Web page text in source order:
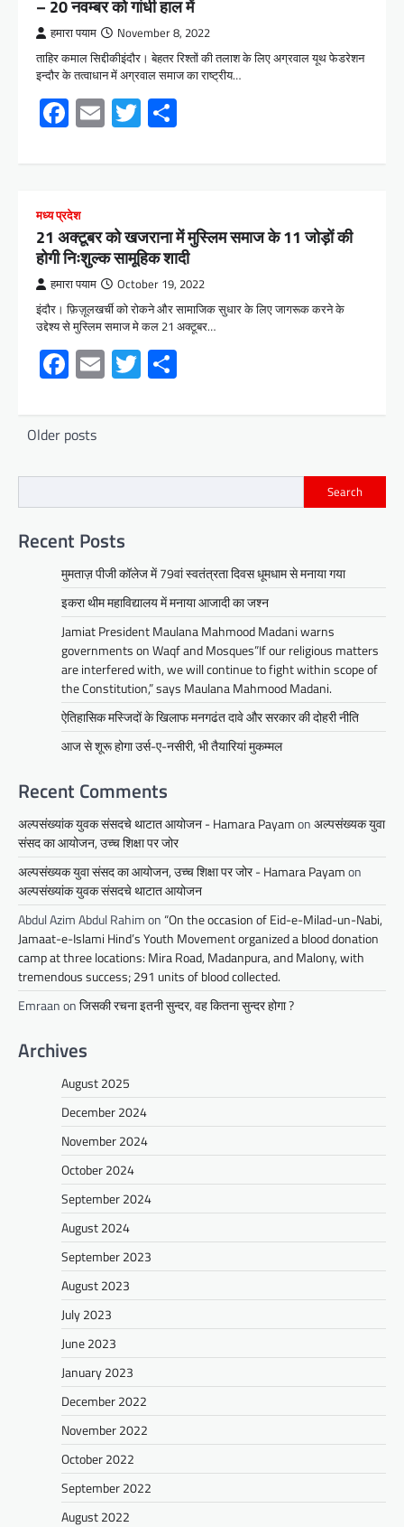
– 20 नवम्बर को गांधी हाल में
हमारा पयाम November 8, 2022
ताहिर कमाल सिद्दीकीइंदौर। बेहतर रिश्तों की तलाश के लिए अग्रवाल यूथ फेडरेशन
इन्दौर के तत्वाधान में अग्रवाल समाज का राष्ट्रीय…
Facebook
EmailTwitter
मध्य प्रदेश
21 अक्टूबर को खजराना में मुस्लिम समाज के 11 जोड़ों की
होगी निःशुल्क सामूहिक शादी
हमारा पयाम October 19, 2022
इंदौर। फ़िज़ूलखर्ची को रोकने और सामाजिक सुधार के लिए जागरूक करने के
उद्देश्य से मुस्लिम समाज मे कल 21 अक्टूबर…
Facebook
EmailTwitter
Posts
Older posts
Search
Recent Posts
मुमताज़ पीजी कॉलेज में 79वां स्वतंत्रता दिवस धूमधाम से मनाया गया
इकरा थीम महाविद्यालय में मनाया आजादी का जश्न
Jamiat President Maulana Mahmood Madani warns
governments on Waqf and Mosques”If our religious matters
are interfered with, we will continue to fight within scope of
the Constitution,” says Maulana Mahmood Madani.
ऐतिहासिक मस्जिदों के खिलाफ मनगढंत दावे और सरकार की दोहरी नीति
आज से शूरू होगा उर्स-ए-नसीरी, भी तैयारियां मुकम्मल
Recent Comments
अल्पसंख्यांक युवक संसदचे थाटात आयोजन - Hamara Payamonअल्पसंख्यक युवा
संसद का आयोजन, उच्च शिक्षा पर जोर
अल्पसंख्यक युवा संसद का आयोजन, उच्च शिक्षा पर जोर - Hamara Payamon
अल्पसंख्यांक युवक संसदचे थाटात आयोजन
Abdul Azim Abdul Rahimon “On the occasion of Eid-e-Milad-un-Nabi,
Jamaat-e-Islami Hind’s Youth Movement organized a blood donation
camp at three locations: Mira Road, Madanpura, and Malony, with
tremendous success; 291 units of blood collected.
Emraanonजिसकी रचना इतनी सुन्दर, वह कितना सुन्दर होगा ?
Archives
August 2025
December 2024
November 2024
October 2024
September 2024
August 2024
September 2023
August 2023
July 2023
June 2023
January 2023
December 2022
November 2022
October 2022
September 2022
August 2022